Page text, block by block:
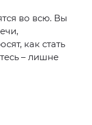
во всю. Вы
как стать
– лишне